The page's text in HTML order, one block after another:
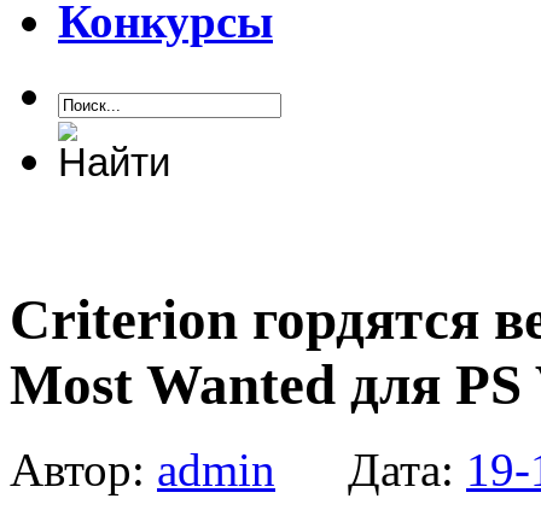
Конкурсы
Criterion гордятся
Most Wanted для
Автор: admin Дата: